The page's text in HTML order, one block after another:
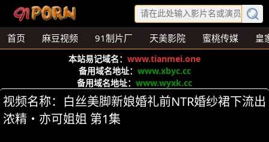
首页 麻豆视频 91制片厂 天美影院 蜜桃传媒 皇
本站易记域名： www.tianmei.one
备用域名地址： www.xbyc.cc
备用域名地址： www.wyxk.cc
视频名称：白丝美脚新娘婚礼前NTR婚纱裙下流出
浓精・亦可姐姐 第1集